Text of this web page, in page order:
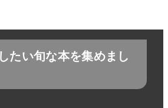
たい旬な本を集めまし